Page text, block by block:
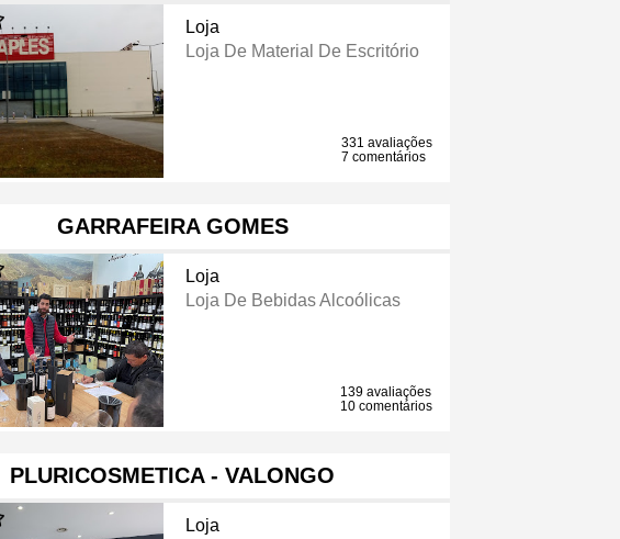
Loja
Loja De Material De Escritório
331 avaliações
7 comentários
GARRAFEIRA GOMES
Loja
Loja De Bebidas Alcoólicas
139 avaliações
10 comentários
PLURICOSMETICA - VALONGO
Loja